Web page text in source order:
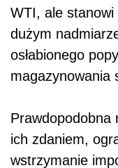
WTI, ale stanowi
dużym
osłabionego
magazynowania
Prawdopodobna
ich zdaniem,
wstrzymanie